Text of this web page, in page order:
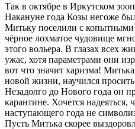
Так в октябре в Иркутском
Накануне года Козы негоже
Митьку поселили с копытными
чёрное лохматое чудовище
этого вольера. В глазах всех
ужас, хотя параметрами они
вот что значит харизма!
новой жизни, научился
Незадолго до Нового года он
карантине. Хочется надеяться,
наступающего года не
Пусть Митька скорее